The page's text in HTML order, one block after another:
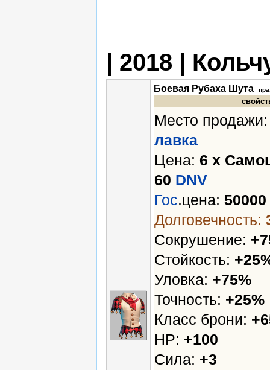
| 2018 |
Боевая Рубаха Шута
Место
лавка
Цена: 6 х
60 DNV
Гос.цена: 50000
Долговечность:
Сокрушение:
Стойкость:
Уловка: +75%
Точность: +25%
Класс брони:
HP: +100
Сила: +3